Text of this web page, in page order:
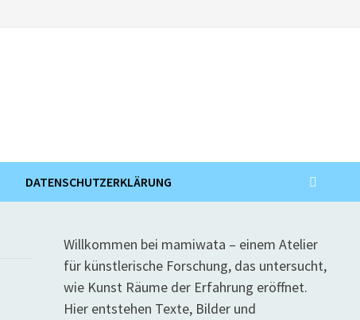
DATENSCHUTZERKLÄRUNG
Willkommen bei mamiwata – einem Atelier
für künstlerische Forschung, das untersucht,
wie Kunst Räume der Erfahrung eröffnet.
Hier entstehen Texte, Bilder und